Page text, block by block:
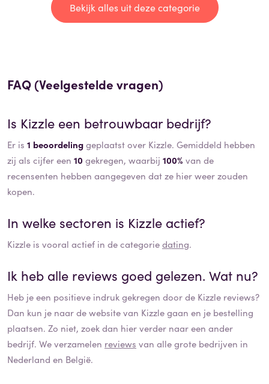
Bekijk alles uit deze categorie
FAQ (Veelgestelde vragen)
Is Kizzle een betrouwbaar bedrijf?
Er is 1 beoordelinggeplaatst over Kizzle. Gemiddeld hebben
zij als cijfer een 10 gekregen, waarbij 100% van de
recensenten hebben aangegeven dat ze hier weer zouden
kopen.
In welke sectoren is Kizzle actief?
Kizzle is vooral actief in de categoriedating.
Ik heb alle reviews goed gelezen. Wat nu?
Heb je een positieve indruk gekregen door de Kizzle reviews?
Dan kun je naar de website van Kizzlegaan en je bestelling
plaatsen. Zo niet, zoek dan hier verder naar een ander
bedrijf. We verzamelen reviews van alle grote bedrijven in
Nederland en België.